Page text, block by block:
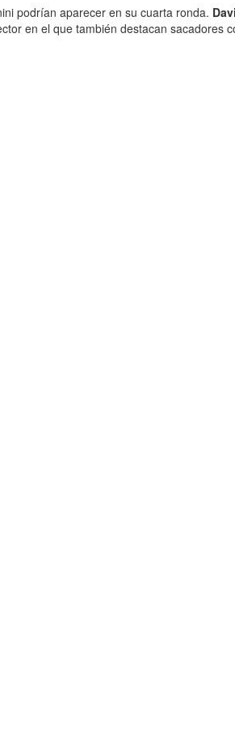
podrían aparecer en su cuarta ronda.
en el que también destacan sacadores